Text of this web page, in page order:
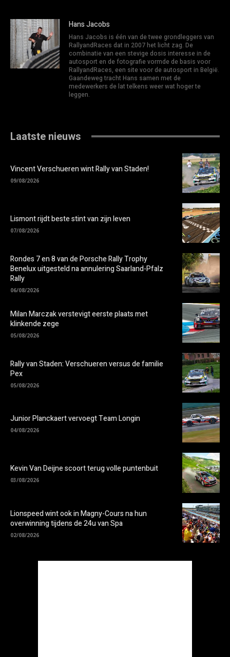
Hans Jacobs
Hans Jacobs is één van de twee grondleggers van
RallyandRaces dat in 2007 het licht zag. De
combinatie van een stevige dosis interesse in de
autosport en de fotografie vormde de basis voor
RallyandRaces, een site voor de autosport in België.
Gaandeweg tracht Hans samen met de
medewerkers de lat telkens weer wat hoger te
leggen.
Laatste nieuws
Vincent Verschueren wint Rally van Staden!
09/08/2026
Lismont rijdt beste stint van zijn leven
07/08/2026
Rondes 7 en 8 van de Porsche Rally Trophy
Benelux uitgesteld na annulering Saarland-Pfalz
Rally
06/08/2026
Milan Marczak verstevigt eerste plaats met
klinkende zege
05/08/2026
Rally van Staden: Verschueren versus de familie
Pex
05/08/2026
Junior Planckaert vervoegt Team Longin
04/08/2026
Kevin Van Deijne scoort terug volle puntenbuit
03/08/2026
Lionspeed wint ook in Magny-Cours na hun
overwinning tijdens de 24u van Spa
02/08/2026